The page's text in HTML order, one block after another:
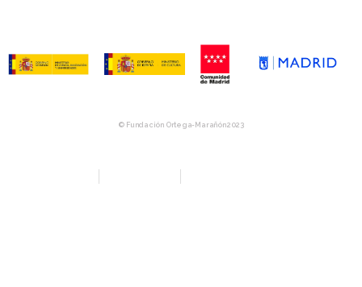
© Fundación Ortega-Marañón 2023